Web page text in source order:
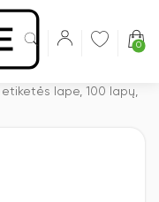
0
etiketės lape, 100 lapų,